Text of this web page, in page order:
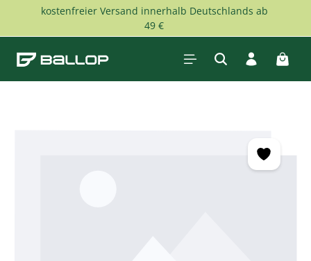
Zum Hauptinhalt springen
kostenfreier Versand innerhalb Deutschlands ab
49 €